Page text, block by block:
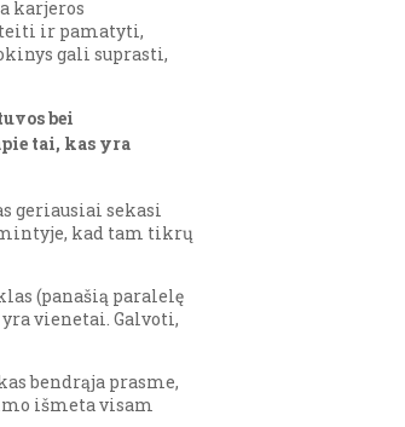
karjeros
ir pamatyti,
gali suprasti,
bei
tai, kas yra
geriausiai sekasi
kad tam tikrų
(panašią paralelę
vienetai. Galvoti,
bendrąja prasme,
išmeta visam